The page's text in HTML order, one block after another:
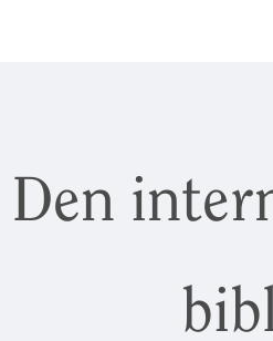
Den